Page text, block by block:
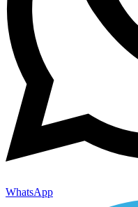
WhatsApp